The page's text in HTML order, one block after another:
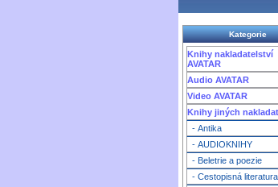
Kategorie
Knihy nakladatelství
AVATAR
Audio AVATAR
Video AVATAR
Knihy jiných
- Antika
- AUDIOKNIHY
- Beletrie a poezie
- Cestopisná literatura